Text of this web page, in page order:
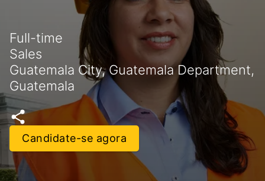
Full-time
Sales
Guatemala City, Guatemala Department,
Guatemala
Candidate-se agora